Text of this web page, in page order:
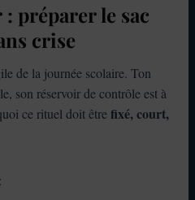
préparer le sac
crise
de la journée scolaire. Ton
son réservoir de contrôle est à
ce rituel doit être fixé, court,